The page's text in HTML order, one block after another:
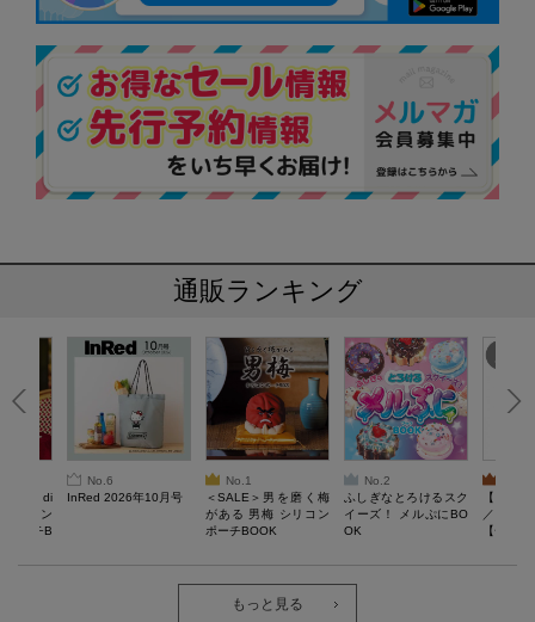
通販ランキング
di
ティン
ポーチB
No.6
InRed 2026年10月号
No.1
＜SALE＞男を磨く梅
がある 男梅 シリコン
ポーチBOOK
No.2
ふしぎなとろけるスク
イーズ！ メルぷにBO
OK
【
／Lサイ
【一般
ウェア
もっと見る